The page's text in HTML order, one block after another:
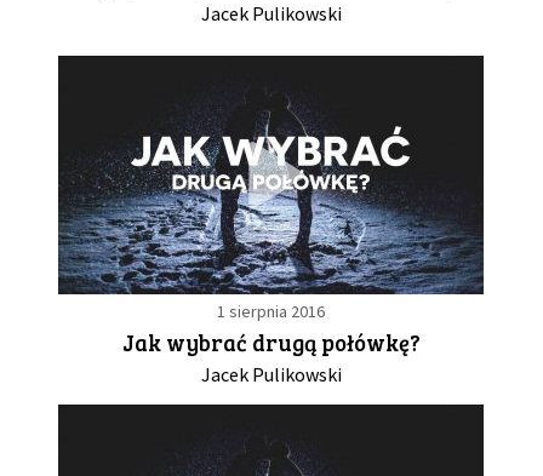
Jacek Pulikowski
1 sierpnia 2016
Jak wybrać drugą połówkę?
Jacek Pulikowski